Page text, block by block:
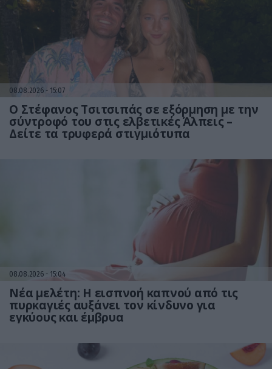
08.08.2026 15:07
Ο Στέφανος Τσιτσιπάς σε εξόρμηση με την
σύντροφό του στις ελβετικές Άλπεις –
Δείτε τα τρυφερά στιγμιότυπα
08.08.2026 15:04
Νέα μελέτη: Η εισπνοή καπνού από τις
πυρκαγιές αυξάνει τον κίνδυνο για
εγκύους και έμβρυα